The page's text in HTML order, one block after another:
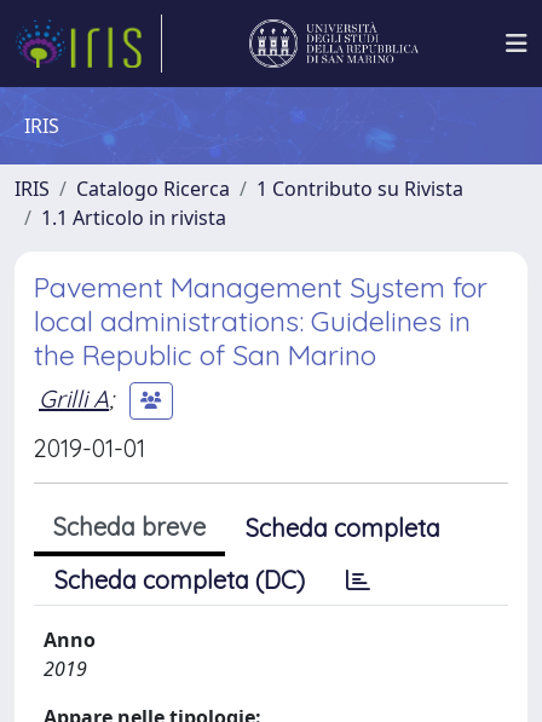
IRIS
IRIS Catalogo Ricerca
1 Contributo su Rivista
1.1 Articolo in rivista
Pavement Management System for
local administrations: Guidelines in
the Republic of San Marino
Grilli A;
2019-01-01
Scheda breve
Scheda completa
Scheda completa (DC)
Anno
2019